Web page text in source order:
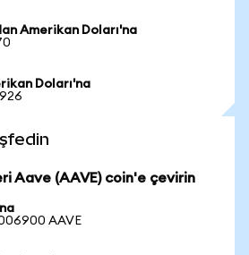
Amerikan Doları'na
Doları'na
Aave (AAVE) coin'e çevirin
AAVE